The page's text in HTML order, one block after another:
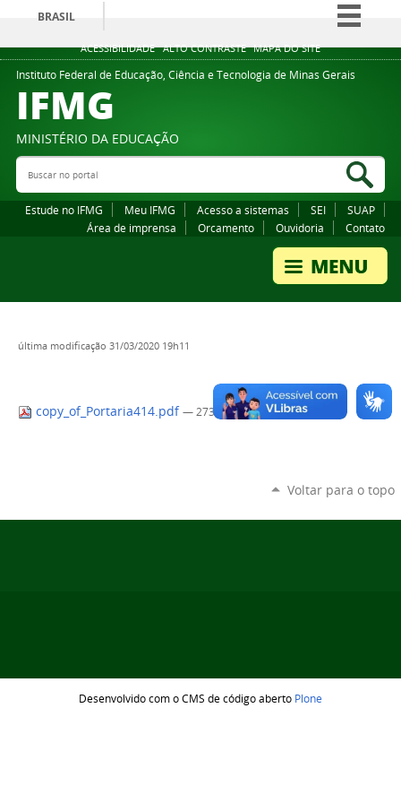
ACESSIBILIDADE ALTO CONTRASTE MAPA DO SITE
BRASIL
Simplifique!
Comunica BR
Legislação
Instituto Federal de Educação, Ciência e Tecnologia de Minas Gerais
IFMG
MINISTÉRIO DA EDUCAÇÃO
Buscar no portal
Estude no IFMG Meu IFMG Acesso a sistemas SEI
SUAP
Área de imprensa
Orcamento Ouvidoria Contato
última modificação 31/03/2020 19h11
copy_of_Portaria414.pdf — 273 KB
Voltar para o topo
Desenvolvido com o CMS de código aberto Plone